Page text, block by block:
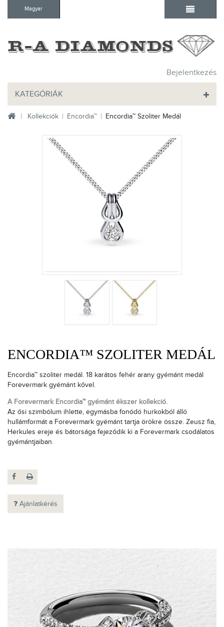
Bejelentkezés
Magyar
KATEGÓRIÁK
Kollekciók Encordia™ Encordia™ Szoliter Medál
ENCORDIA™ SZOLITER MEDÁL
Encordia™ szoliter medál. 18 karátos fehér arany gyémánt medál
Forevermark gyémánt kővel.
A Forevermark Encordia™ gyémánt ékszer kollekció.
Az ősi szimbólum ihlette, egymásba fonódó hurkokból álló
hullámformát a Forevermark gyémánt tartja örökre össze. Zeusz fia,
Herkules ereje és bátorsága fejeződik ki a Forevermark csodálatos
gyémántjaiban.
Ajánlatkérés